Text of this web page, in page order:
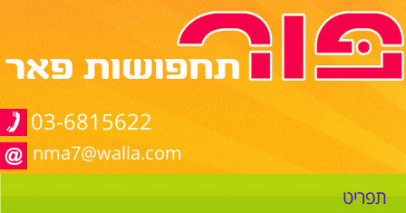
03-6815622
nma7@walla.com
תפריט